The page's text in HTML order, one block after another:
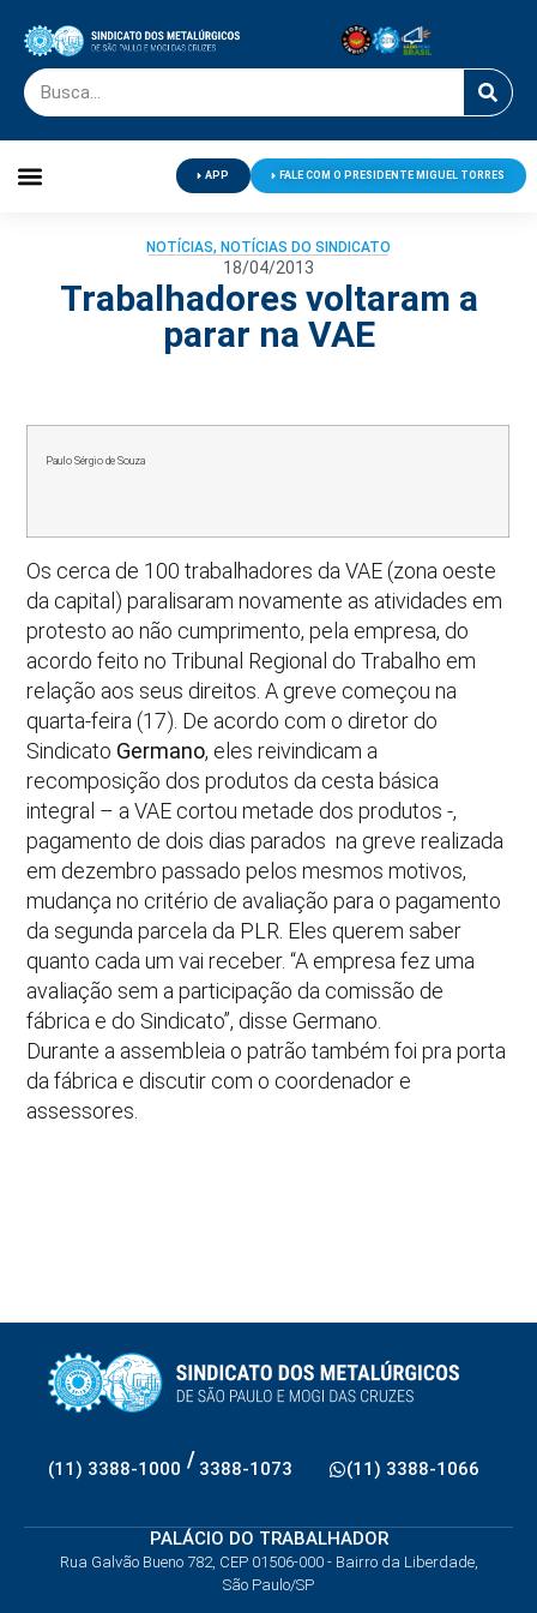
APP FALE COM O PRESIDENTE MIGUEL TORRES
NOTÍCIAS, NOTÍCIAS DO SINDICATO
18/04/2013
Trabalhadores voltaram a
parar na VAE
Paulo Sérgio de Souza
Os cerca de 100 trabalhadores da VAE (zona oeste
da capital) paralisaram novamente as atividades em
protesto ao não cumprimento, pela empresa, do
acordo feito no Tribunal Regional do Trabalho em
relação aos seus direitos. A greve começou na
quarta-feira (17). De acordo com o diretor do
Sindicato Germano, eles reivindicam a
recomposição dos produtos da cesta básica
integral – a VAE cortou metade dos produtos -,
pagamento de dois dias parados na greve realizada
em dezembro passado pelos mesmos motivos,
mudança no critério de avaliação para o pagamento
da segunda parcela da PLR. Eles querem saber
quanto cada um vai receber. “A empresa fez uma
avaliação sem a participação da comissão de
fábrica e do Sindicato”, disse Germano.
Durante a assembleia o patrão também foi pra porta
da fábrica e discutir com o coordenador e
assessores.
(11) 3388-1000 / 3388-1073 (11) 3388-1066
PALÁCIO DO TRABALHADOR
Rua Galvão Bueno 782, CEP 01506-000 - Bairro da Liberdade,
São Paulo/SP